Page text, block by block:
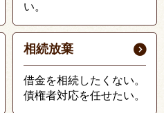
い。
相続放棄
借金を相続したくない。
債権者対応を任せたい。